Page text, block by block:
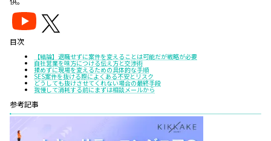
目次
【結論】退職せずに案件を変えることは可能だが戦略が必要
自社営業を味方につける伝え方と交渉術
揉めずに現場を変えるための具体的な手順
SES案件を抜ける際によくある不安とリスク
どうしても抜けさせてくれない場合の最終手段
我慢して消耗する前にまずは相談メールから
参考記事